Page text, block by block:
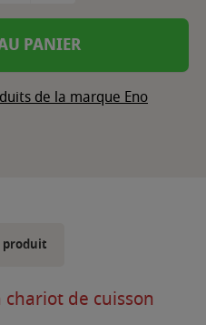
PANIER
de la marque Eno
produit
de cuisson